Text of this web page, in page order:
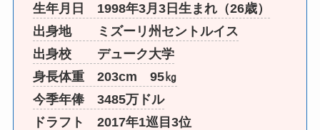
生年月日 1998年3月3日生まれ（26歳）
出身地 ミズーリ州セントルイス
出身校 デューク大学
身長体重 203cm 95㎏
今季年俸 3485万ドル
ドラフト 2017年1巡目3位